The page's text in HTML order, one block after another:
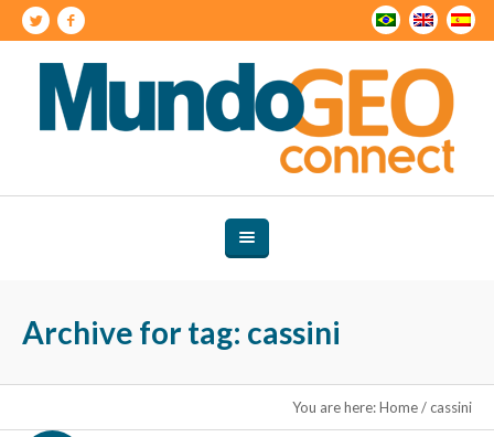
Archive for tag: cassini
You are here:Home/cassini